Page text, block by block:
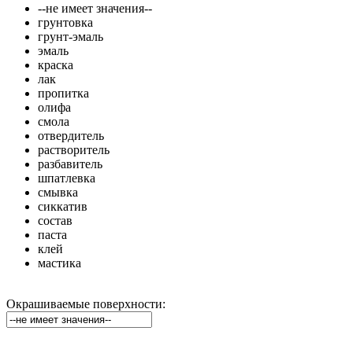
--не имеет значения--
грунтовка
грунт-эмаль
эмаль
краска
лак
пропитка
олифа
смола
отвердитель
растворитель
разбавитель
шпатлевка
смывка
сиккатив
состав
паста
клей
мастика
Окрашиваемые поверхности: